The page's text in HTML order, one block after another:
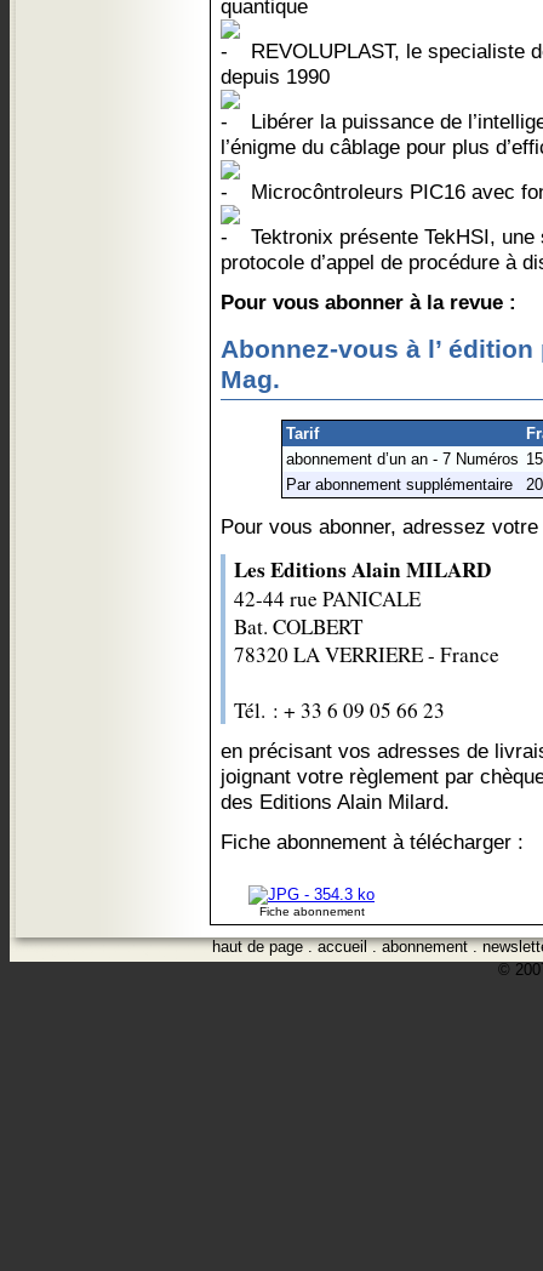
quantique
REVOLUPLAST, le specialiste
depuis 1990
Libérer la puissance de
l’énigme du câblage pour plus
Microcôntroleurs PIC16 avec
Tektronix présente TekHSI,
protocole d’appel de procédure à
Pour vous abonner à la revue :
Abonnez-vous à l’
Mag.
Tarif
abonnement d’un an - 7 Numéros
Par abonnement supplémentaire
Pour vous abonner, adressez
Les Editions Alain MILARD
42-44 rue PANICALE
Bat. COLBERT
78320 LA VERRIERE - France
Tél. : + 33 6 09 05 66 23
en précisant vos adresses de
joignant votre règlement par
des Editions Alain Milard.
Fiche abonnement à télécharger :
Fiche abonnement
haut de page.accueil.abonnement.
©